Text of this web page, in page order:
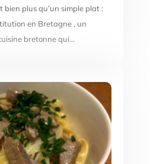
bien plus qu’un simple plat :
en Bretagne , un
bretonne qui...